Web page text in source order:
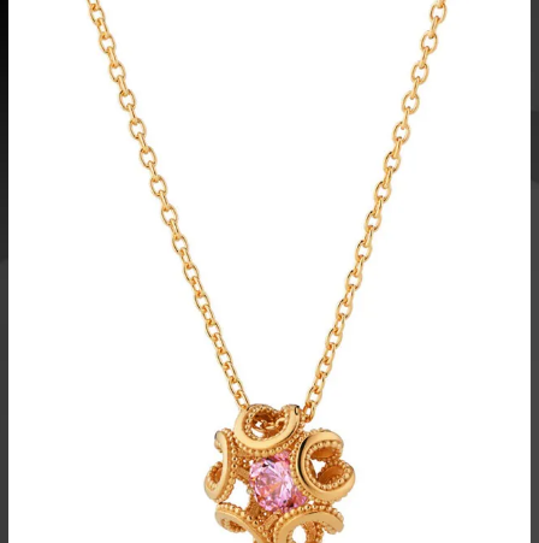
keltakullattua